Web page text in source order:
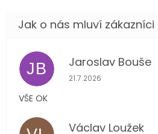
JB Jaroslav Bouše
Hodnocení obchodu
21.7.2026
VŠE OK
Václav Loužek